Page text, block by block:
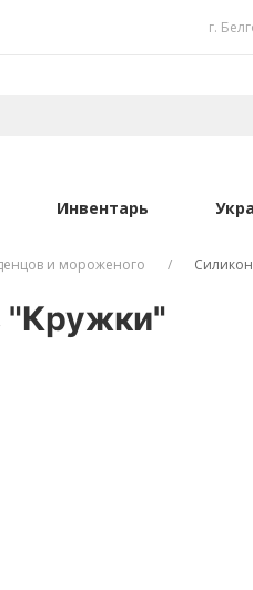
г.
Инвентарь
и мороженого
"Кружки"